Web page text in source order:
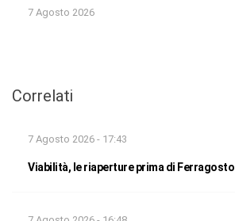
7 Agosto 2026
Correlati
7 Agosto 2026 - 17:43
Viabilità, le riaperture prima di Ferragosto